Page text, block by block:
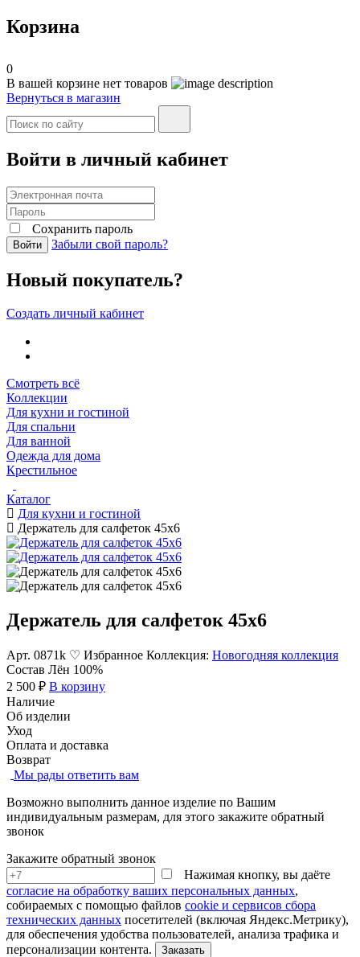
Корзина
0
В вашей корзине нет товаров
Вернуться в магазин
Войти в личный кабинет
Сохранить пароль
Войти Забыли свой пароль?
Новый покупатель?
Создать личный кабинет
Смотреть всё
Коллекции
Для кухни и гостиной
Для спальни
Для ванной
Одежда для дома
Крестильное
Каталог
Для кухни и гостиной
Держатель для салфеток 45х6
Держатель для салфеток 45х6
Арт. 0871k ♡ Избранное Коллекция: Новогодняя коллекция
Состав Лён 100%
2 500 ₽ В корзину
Наличие
Об изделии
Уход
Оплата и доставка
Возврат
Мы рады ответить вам
Возможно выполнить данное изделие по Вашим
индивидуальным размерам, для этого закажите обратный
звонок
Закажите обратный звонок
Нажимая кнопку, вы даёте
согласие на обработку ваших персональных данных,
собираемых с помощью файлов cookie и сервисов сбора
технических данных посетителей (включая Яндекс.Метрику),
для обеспечения удобства пользователей, анализа трафика и
персонализации контента.